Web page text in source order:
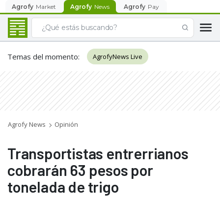
Agrofy Market Agrofy News Agrofy Pay
Temas del momento: AgrofyNews Live
Agrofy News Opinión
Transportistas entrerrianos
cobrarán 63 pesos por
tonelada de trigo